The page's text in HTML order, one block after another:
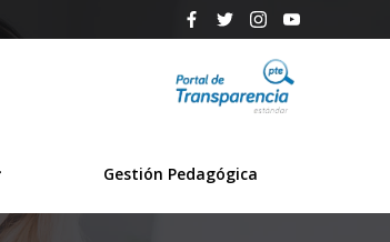
Gestión Pedagógica